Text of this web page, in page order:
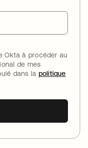
Okta à procéder au
de mes
dans la politique